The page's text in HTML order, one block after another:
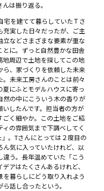
は振り返る。
を建てて暮らしていたＴさ
充実した日々だったが、ご主
などさまざまな要素が重な
とに。ずっと自然豊かな田舎
周辺で土地を探してこの地
ら、家づくりを依頼した未来
未来工房さんのことは前々
にふとモデルハウスに寄っ
然の中にこういう木の香りが
したんです。担当者の方が
く細やか。この土地をご紹
の雰囲気まで下調べしてく
。Tさんにとっては２度目の
気に入っていたけれど、以
う。長年温めていた「こう
アはたくさんあるけれど、
暮らしにどう取り入れよう
話し合ったという。